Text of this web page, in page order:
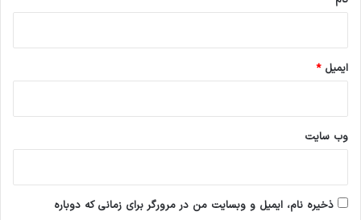
ایمیل*
وب‌ سایت
ذخیره نام، ایمیل و وبسایت من در مرورگر برای زمانی که دوباره